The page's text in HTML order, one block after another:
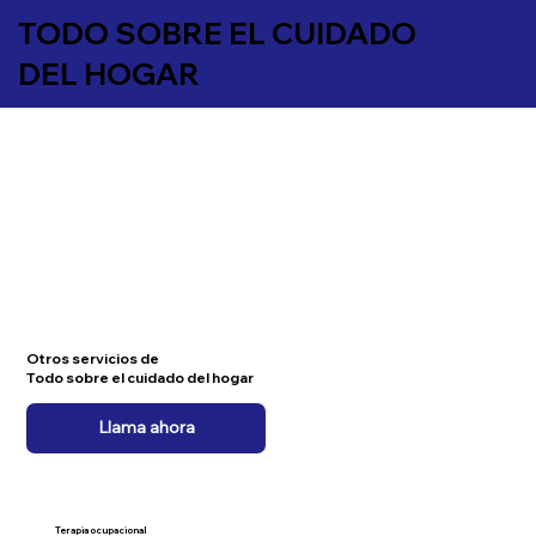
TODO SOBRE EL CUIDADO
DEL HOGAR
Otros servicios de
Todo sobre el cuidado del hogar
Llama ahora
Terapia ocupacional